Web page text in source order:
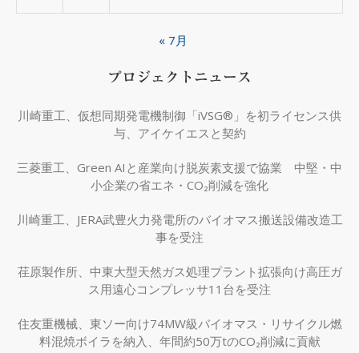
« 7月
プロジェクトニュース
川崎重工、仮想同期発電機制御「iVSG®」を初ライセンス供
与、アイケイエスと契約
三菱重工、Green AIと産業向け脱炭素支援で協業 中堅・中
小企業の省エネ・CO₂削減を強化
川崎重工、JERA武豊火力発電所のバイオマス搬送設備改造工
事を受注
荏原製作所、中東大型天然ガス処理プラント拡張向け高圧ガ
ス用遠心コンプレッサ11台を受注
住友重機械、東ソー向け74MW級バイオマス・リサイクル燃
料混焼ボイラを納入、年間約50万tのCO₂削減に貢献